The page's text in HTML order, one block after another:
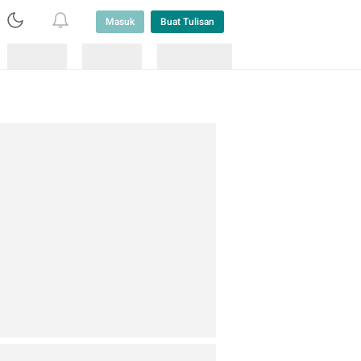
Masuk Buat Tulisan